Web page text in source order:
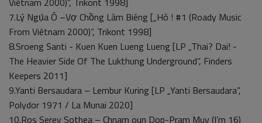
7.Lý Ngụ́a Ô –Vợ Chồng Làm Biéng [„Hò ! #1 (Roady Music
From Viêtnam 2000)”, Trikont 1998]
8.Sroeng Santi - Kuen Kuen Lueng Lueng [LP „Thai? Dai! -
The Heavier Side Of The Lukthung Underground”, Finders
Keepers 2011]
9.Yanti Bersaudara – Lembur Kuring [LP „Yanti Bersaudara”,
Polydor 1971 / La Munai 2020]
10.Ros Serey Sothea – Chnam oun Dop-Pram Muy (I’m 16)